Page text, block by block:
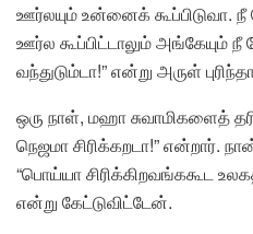
ஊர்லயும் உன்னைக் கூப்பிடுவா.
ஊர்ல கூப்பிட்டாலும் அங்கேயும்
வந்துடும்டா!” என்று அருள்
ஒரு நாள், மஹா சுவாமிகளைத்
நெஜமா சிரிக்கறடா!” என்றார்.
“பொய்யா சிரிக்கிறவங்ககூட
என்று கேட்டுவிட்டேன்.